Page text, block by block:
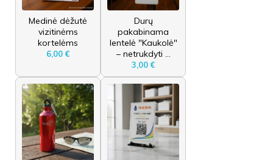
Medinė dėžutė
vizitinėms
kortelėms
6,00 €
Durų
pakabinama
lentelė "Kaukolė"
– netrukdyti ...
3,00 €